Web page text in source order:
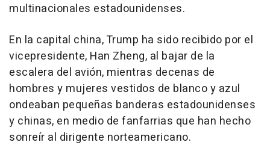
multinacionales estadounidenses.
En la capital china, Trump ha sido recibido por el
vicepresidente, Han Zheng, al bajar de la
escalera del avión, mientras decenas de
hombres y mujeres vestidos de blanco y azul
ondeaban pequeñas banderas estadounidenses
y chinas, en medio de fanfarrias que han hecho
sonreír al dirigente norteamericano.